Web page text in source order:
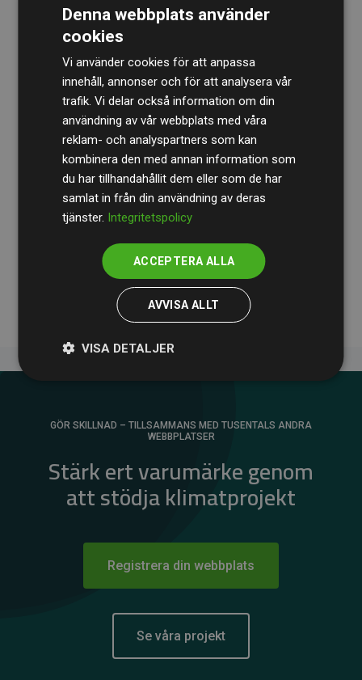
RevisionsbyrånBDOgranskar kontinuerligt våra
beräkningar och vår metod för att säkerställa
transparens och tillförlitlighet.
Deras granskning visar att våra investeringar i
klimatprojekt i genomsnitt kompenserar för
de beräknade CO₂-utsläppenfrån
medlemswebbplatser – ett tydligt bevis på att vårt
arbetssätt ger mätbar klimatnytta.
GÖR SKILLNAD – TILLSAMMANS MED TUSENTALS ANDRA
WEBBPLATSER
Stärk ert varumärke genom
att stödja klimatprojekt
Registrera din webbplats
Se våra projekt
Denna webbplats använder
cookies
Vi använder cookies för att anpassa
innehåll, annonser och för att analysera vår
trafik. Vi delar också information om din
användning av vår webbplats med våra
reklam- och analyspartners som kan
kombinera den med annan information som
du har tillhandahållit dem eller som de har
samlat in från din användning av deras
tjänster. Integritetspolicy
ACCEPTERA ALLA
AVVISA ALLT
VISA DETALJER